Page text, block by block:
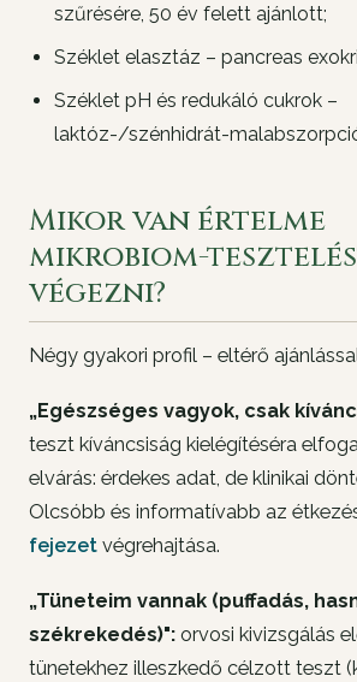
szűrésére, 50 év felett ajánlott;
Széklet elasztáz – pancreas
Széklet pH és redukáló cukrok –
laktóz-/szénhidrát-
Mikor van értelme
mikrobiom-
végezni?
Négy gyakori profil – eltérő
„Egészséges vagyok, csak
teszt kíváncsiság kielégítéséra
elvárás: érdekes adat, de klinikai
Olcsóbb és informatívabb az
fejezet végrehajtása.
„Tüneteim vannak (puffadás,
székrekedés)": orvosi kivizsgálás
tünetekhez illeszkedő célzott teszt